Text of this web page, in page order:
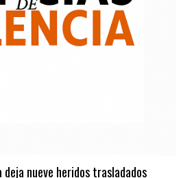
nueve heridos trasladados